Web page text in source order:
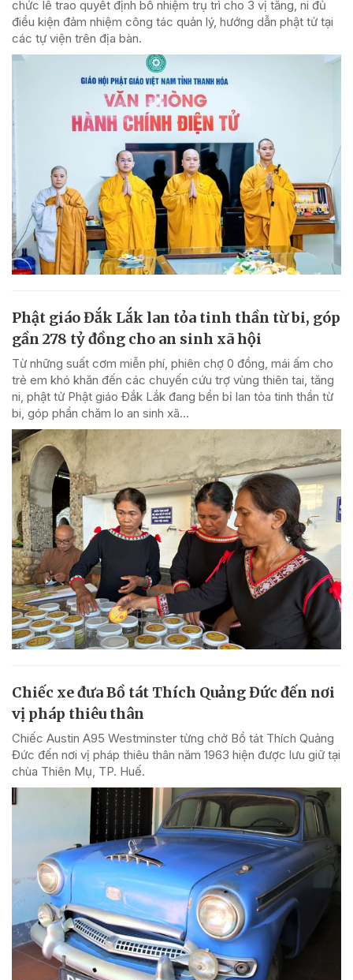
chức lễ trao quyết định bổ nhiệm trụ trì cho 3 vị tăng, ni đủ
điều kiện đảm nhiệm công tác quản lý, hướng dẫn phật tử tại
các tự viện trên địa bàn.
Phật giáo Đắk Lắk lan tỏa tinh thần từ bi, góp
gần 278 tỷ đồng cho an sinh xã hội
Từ những suất cơm miễn phí, phiên chợ 0 đồng, mái ấm cho
trẻ em khó khăn đến các chuyến cứu trợ vùng thiên tai, tăng
ni, phật tử Phật giáo Đắk Lắk đang bền bỉ lan tỏa tinh thần từ
bi, góp phần chăm lo an sinh xã...
Chiếc xe đưa Bồ tát Thích Quảng Đức đến nơi
vị pháp thiêu thân
Chiếc Austin A95 Westminster từng chở Bồ tát Thích Quảng
Đức đến nơi vị pháp thiêu thân năm 1963 hiện được lưu giữ tại
chùa Thiên Mụ, TP. Huế.